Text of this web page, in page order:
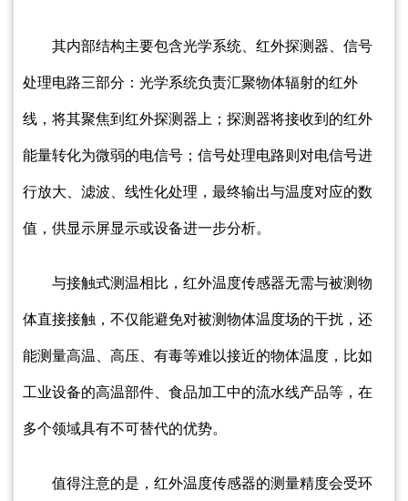
其内部结构主要包含光学系统、红外探测器、信号
处理电路三部分：光学系统负责汇聚物体辐射的红外
线，将其聚焦到红外探测器上；探测器将接收到的红外
能量转化为微弱的电信号；信号处理电路则对电信号进
行放大、滤波、线性化处理，最终输出与温度对应的数
值，供显示屏显示或设备进一步分析。
与接触式测温相比，红外温度传感器无需与被测物
体直接接触，不仅能避免对被测物体温度场的干扰，还
能测量高温、高压、有毒等难以接近的物体温度，比如
工业设备的高温部件、食品加工中的流水线产品等，在
多个领域具有不可替代的优势。
值得注意的是，红外温度传感器的测量精度会受环